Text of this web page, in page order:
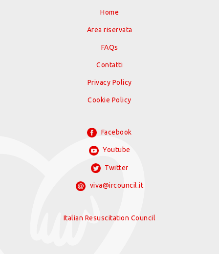
Home
Area riservata
FAQs
Contatti
Privacy Policy
Cookie Policy
Facebook
Youtube
Twitter
viva@ircouncil.it
Italian Resuscitation Council